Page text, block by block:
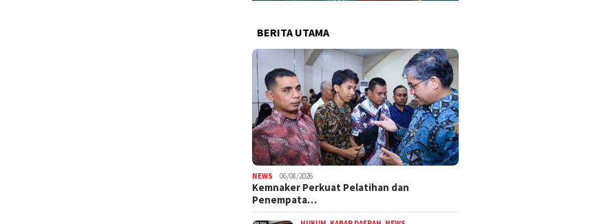
BERITA UTAMA
NEWS 06/08/2026
Kemnaker Perkuat Pelatihan dan
Penempata…